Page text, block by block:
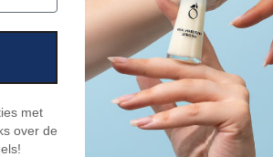
met
over de